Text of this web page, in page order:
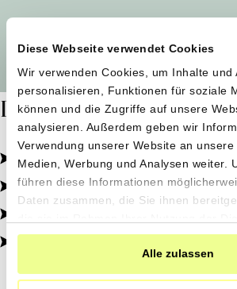
Diese Webseite verwendet Cookies
Wir verwenden Cookies, um Inhalte und
personalisieren, Funktionen für soziale
können und die Zugriffe auf unsere
analysieren. Außerdem geben wir
Verwendung unserer Website an
Medien, Werbung und Analysen weiter.
führen diese Informationen
Daten zusammen, die Sie ihnen
haben.
Alle zulassen
Dafür stehen wir
Pestizidfrei angebaut,
Natürliche Zutaten, echter
Von kleinen Höfen, direkt zu dir.
100% transparent, 0%